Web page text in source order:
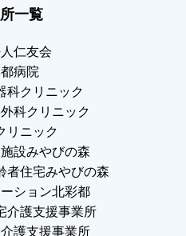
一覧
仁友会
病院
科クリニック
科クリニック
リニック
設みやびの森
者住宅みやびの森
ション北彩都
介護支援事業所
護支援事業所